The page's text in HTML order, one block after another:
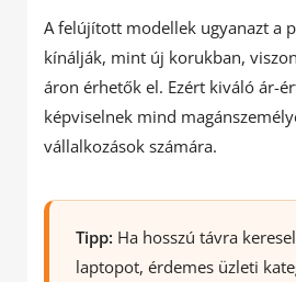
A felújított modellek ugyanazt a
kínálják, mint új korukban,
áron érhetők el. Ezért kiváló ár-
képviselnek mind
vállalkozások számára.
Tipp: Ha hosszú távra
laptopot, érdemes üzleti